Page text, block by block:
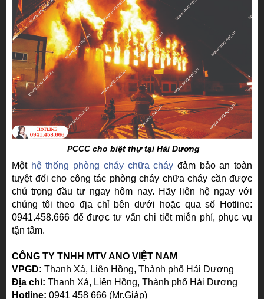
PCCC cho biệt thự tại Hải Dương
Một hệ thống phòng cháy chữa cháy đảm bảo an toàn
tuyệt đối cho công tác phòng cháy chữa cháy cần được
chú trọng đầu tư ngay hôm nay. Hãy liên hệ ngay với
chúng tôi theo địa chỉ bên dưới hoặc qua số Hotline:
0941.458.666 để được tư vấn chi tiết miễn phí, phục vụ
tận tâm.
CÔNG TY TNHH MTV ANO VIỆT NAM
VPGD: Thanh Xá, Liên Hồng, Thành phố Hải Dương
Địa chỉ: Thanh Xá, Liên Hồng, Thành phố Hải Dương
Hotline: 0941 458 666 (Mr.Giáp)